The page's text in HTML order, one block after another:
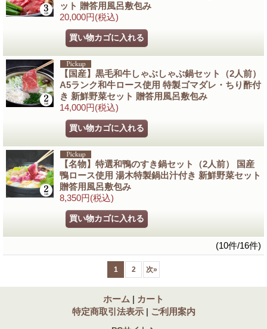
ット 贈答用風呂敷包み
20,000円(税込)
【国産】黒毛和牛しゃぶしゃぶ鍋セット（2人前）
A5ランク和牛ロース使用 特製ゴマダレ・ちり酢付
き 新鮮野菜セット 贈答用風呂敷包み
14,000円(税込)
【名物】特選和鴨のすき鍋セット（2人前） 国産
鴨ロース使用 湯木特製鍋出汁付き 新鮮野菜セット
贈答用風呂敷包み
8,350円(税込)
(10件/16件)
1 2 次»
ホーム | カート
特定商取引法表示 | ご利用案内